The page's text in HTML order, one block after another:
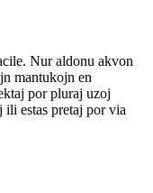
Nur aldonu akvon
mantukojn en
por pluraj uzoj
estas pretaj por via